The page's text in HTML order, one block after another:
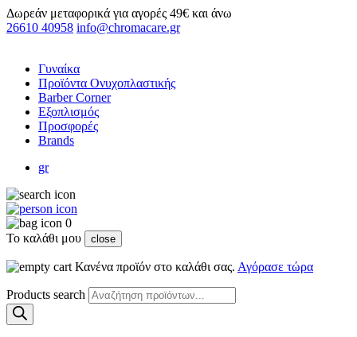
Δωρεάν μεταφορικά για αγορές 49€ και άνω
26610 40958 info@chromacare.gr
Γυναίκα
Προϊόντα Ονυχοπλαστικής
Barber Corner
Εξοπλισμός
Προσφορές
Brands
gr
0
Το καλάθι μου
close
Κανένα προϊόν στο καλάθι σας. Αγόρασε τώρα
Products search